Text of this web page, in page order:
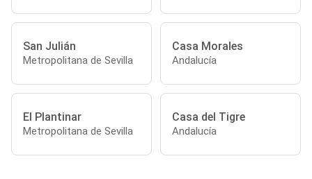
San Julián
Metropolitana de Sevilla
Casa Morales
Andalucía
El Plantinar
Metropolitana de Sevilla
Casa del Tigre
Andalucía